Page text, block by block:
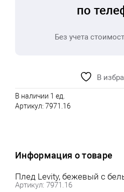
по
Без учета
В
В наличии 1 ед.
Артикул: 7971.16
Информация о товаре
Плед Levity, бежевый с
Артикул: 7971.16